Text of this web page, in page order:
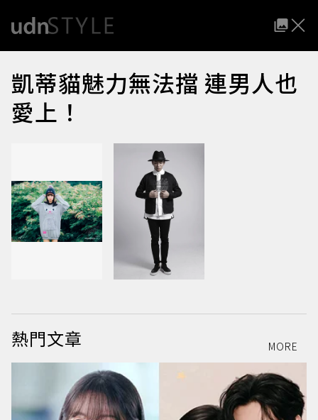
凱蒂貓魅力無法擋 連男人也
愛上！
熱門文章 MORE